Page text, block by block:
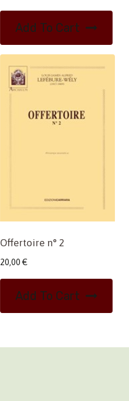
Add To Cart
Offertoire n° 2
20,00 €
Add To Cart